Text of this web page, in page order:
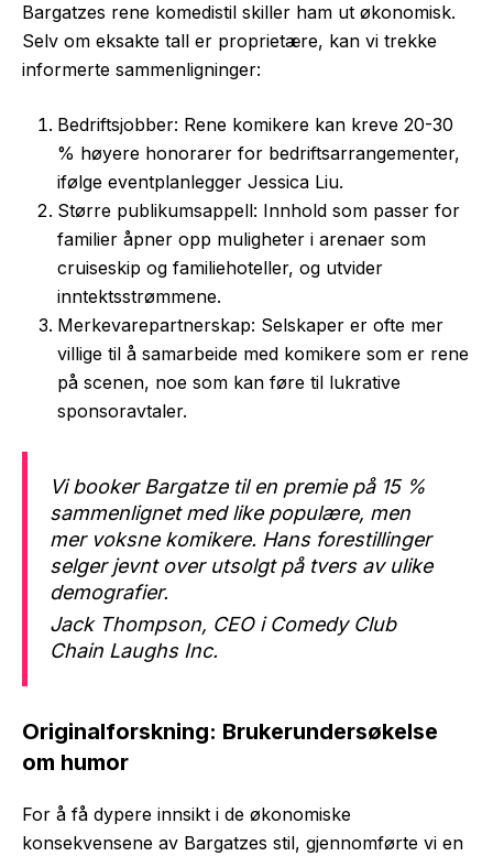
Bargatzes rene komedistil skiller ham ut økonomisk.
Selv om eksakte tall er proprietære, kan vi trekke
informerte sammenligninger:
Bedriftsjobber: Rene komikere kan kreve 20-30
% høyere honorarer for bedriftsarrangementer,
ifølge eventplanlegger Jessica Liu.
Større publikumsappell: Innhold som passer for
familier åpner opp muligheter i arenaer som
cruiseskip og familiehoteller, og utvider
inntektsstrømmene.
Merkevarepartnerskap: Selskaper er ofte mer
villige til å samarbeide med komikere som er rene
på scenen, noe som kan føre til lukrative
sponsoravtaler.
Vi booker Bargatze til en premie på 15 %
sammenlignet med like populære, men
mer voksne komikere. Hans forestillinger
selger jevnt over utsolgt på tvers av ulike
demografier.
Jack Thompson, CEO i Comedy Club
Chain Laughs Inc.
Originalforskning: Brukerundersøkelse
om humor
For å få dypere innsikt i de økonomiske
konsekvensene av Bargatzes stil, gjennomførte vi en